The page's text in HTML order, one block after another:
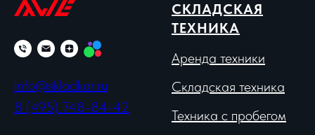
info@skladkar.ru
8 (495) 748-84-42
СКЛАДСКАЯ
ТЕХНИКА
Аренда техники
Складская техника
Техника с пробегом